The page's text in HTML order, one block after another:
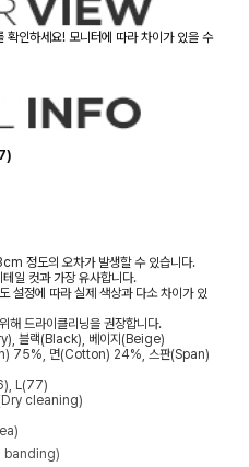
확인하세요! 모니터에 따라 차이가 있을 수
정도의 오차가 발생할 수 있습니다.
일 컷과 가장 유사합니다.
설정에 따라 실제 색상과 다소 차이가 있
해 드라이클리닝을 권장합니다.
블랙(Black), 베이지(Beige)
75%, 면(Cotton) 24%, 스판(Span)
L(77)
(Dry cleaning)
banding)